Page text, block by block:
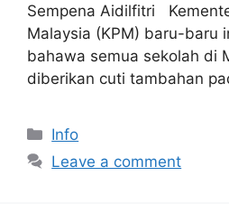
Sempena Aidilfitri
Malaysia (KPM) baru-baru
bahawa semua sekolah di
diberikan cuti tambahan
Categories
Info
Leave a comment